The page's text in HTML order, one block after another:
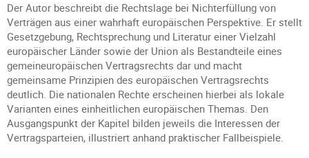
Der Autor beschreibt die Rechtslage bei Nichterfüllung von
Verträgen aus einer wahrhaft europäischen Perspektive. Er stellt
Gesetzgebung, Rechtsprechung und Literatur einer Vielzahl
europäischer Länder sowie der Union als Bestandteile eines
gemeineuropäischen Vertragsrechts dar und macht
gemeinsame Prinzipien des europäischen Vertragsrechts
deutlich. Die nationalen Rechte erscheinen hierbei als lokale
Varianten eines einheitlichen europäischen Themas. Den
Ausgangspunkt der Kapitel bilden jeweils die Interessen der
Vertragsparteien, illustriert anhand praktischer Fallbeispiele.